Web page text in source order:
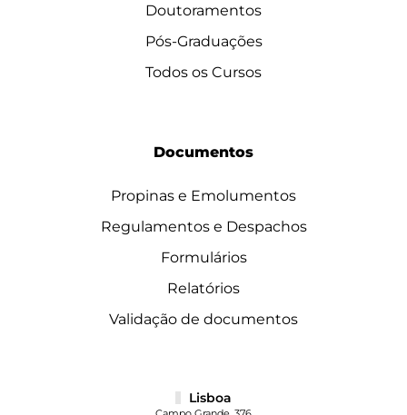
Doutoramentos
Pós-Graduações
Todos os Cursos
Documentos
Propinas e Emolumentos
Regulamentos e Despachos
Formulários
Relatórios
Validação de documentos
Lisboa